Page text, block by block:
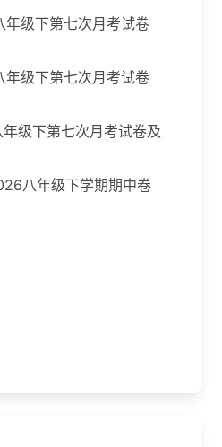
级下第七次月考试卷
级下第七次月考试卷
级下第七次月考试卷及
八年级下学期期中卷